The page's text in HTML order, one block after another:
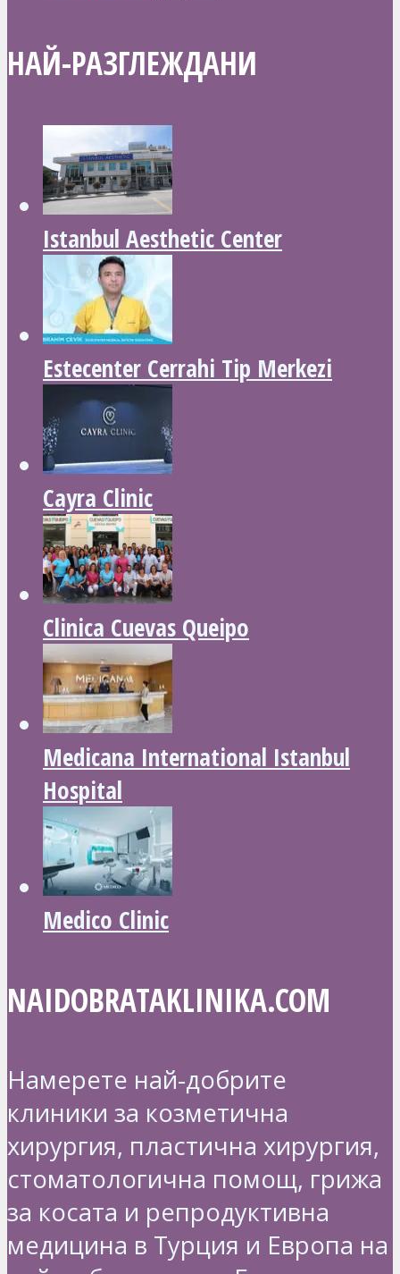
НАЙ-РАЗГЛЕЖДАНИ
Istanbul Aesthetic Center
Estecenter Cerrahi Tip Merkezi
Cayra Clinic
Clinica Cuevas Queipo
Medicana International Istanbul
Hospital
Medico Clinic
NAIDOBRATAKLINIKA.COM
Намерете най-добрите
клиники за козметична
хирургия, пластична хирургия,
стоматологична помощ, грижа
за косата и репродуктивна
медицина в Турция и Европа на